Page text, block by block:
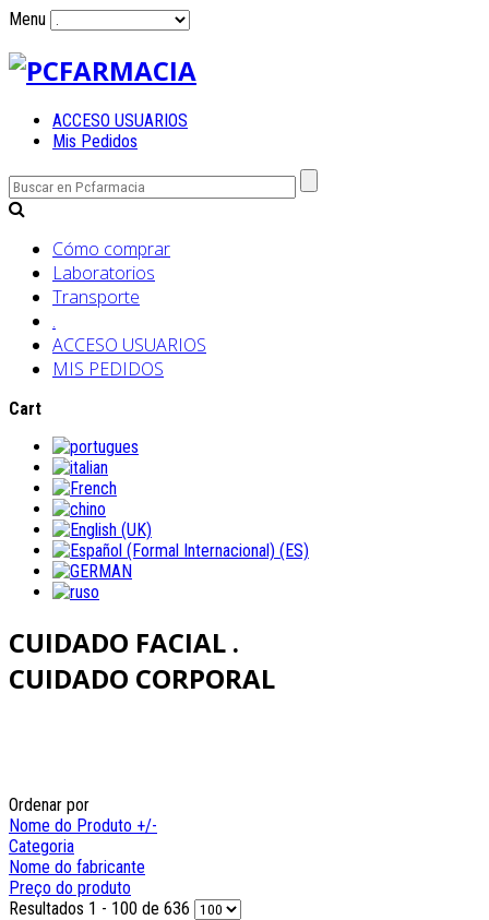
Menu
ACCESO USUARIOS
Mis Pedidos
Cómo comprar
Laboratorios
Transporte
.
ACCESO USUARIOS
MIS PEDIDOS
Cart
CUIDADO FACIAL .
CUIDADO CORPORAL
Ordenar por
Nome do Produto +/-
Categoria
Nome do fabricante
Preço do produto
Resultados 1 - 100 de 636